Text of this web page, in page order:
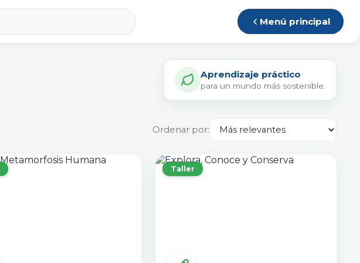
Menú principal
Aprendizaje práctico
para un mundo más sostenible.
Ordenar por:
Taller